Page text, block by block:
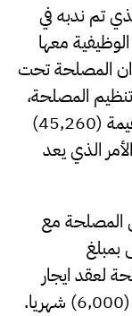
تم ندبه في
معها
المصلحة تحت
المصلحة،
كما تبين منحه تذاكر سفر وحجز فندقي بقيمة (45,260)
فترة وجيزة من عام 2022م الأمر الذي يعد
المصلحة مع
بمبلغ
لعقد ايجار